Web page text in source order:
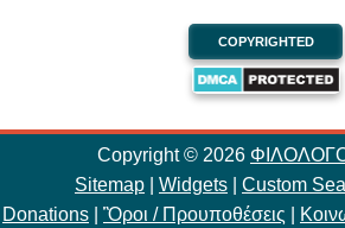
COPYRIGHTED
Copyright © 2026
Sitemap
Widgets Custom
Donations
Ὃροι / Προυποθέσεις